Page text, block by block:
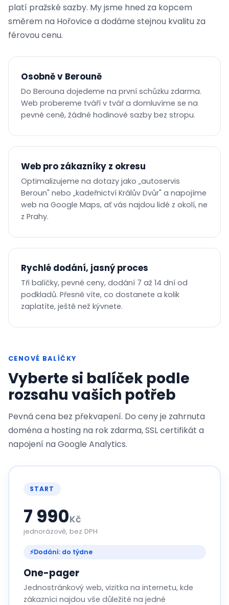
platí pražské sazby. My jsme hned za kopcem
směrem na Hořovice a dodáme stejnou kvalitu za
férovou cenu.
Osobně v Berouně
Do Berouna dojedeme na první schůzku zdarma.
Web probereme tváří v tvář a domluvíme se na
pevné ceně, žádné hodinové sazby bez stropu.
Web pro zákazníky z okresu
Optimalizujeme na dotazy jako „autoservis
Beroun" nebo „kadeřnictví Králův Dvůr" a napojíme
web na Google Maps, ať vás najdou lidé z okolí, ne
z Prahy.
Rychlé dodání, jasný proces
Tři balíčky, pevné ceny, dodání 7 až 14 dní od
podkladů. Přesně víte, co dostanete a kolik
zaplatíte, ještě než kývnete.
CENOVÉ BALÍČKY
Vyberte si balíček podle
rozsahu vašich potřeb
Pevná cena bez překvapení. Do ceny je zahrnuta
doména a hosting na rok zdarma, SSL certifikát a
napojení na Google Analytics.
START
7 990Kč
jednorázově, bez DPH
⚡Dodání: do týdne
One-pager
Jednostránkový web, vizitka na internetu, kde
zákazníci najdou vše důležité na jedné